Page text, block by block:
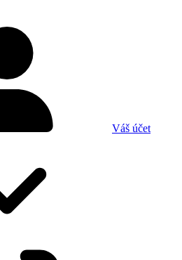
Váš účet